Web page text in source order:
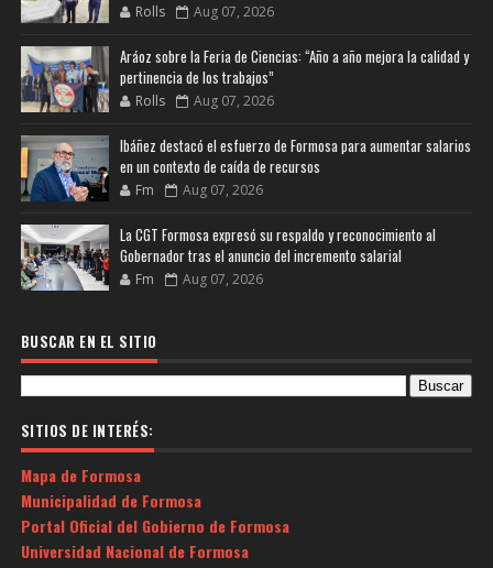
Rolls Aug 07, 2026
Aráoz sobre la Feria de Ciencias: “Año a año mejora la calidad y
pertinencia de los trabajos”
Rolls Aug 07, 2026
Ibáñez destacó el esfuerzo de Formosa para aumentar salarios
en un contexto de caída de recursos
Fm Aug 07, 2026
La CGT Formosa expresó su respaldo y reconocimiento al
Gobernador tras el anuncio del incremento salarial
Fm Aug 07, 2026
BUSCAR EN EL SITIO
SITIOS DE INTERÉS:
Mapa de Formosa
Municipalidad de Formosa
Portal Oficial del Gobierno de Formosa
Universidad Nacional de Formosa